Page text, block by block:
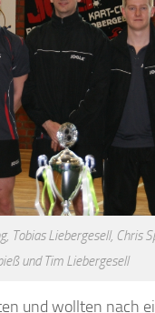
Tobias Liebergesell, Chris
und Tim Liebergesell
und wollten nach